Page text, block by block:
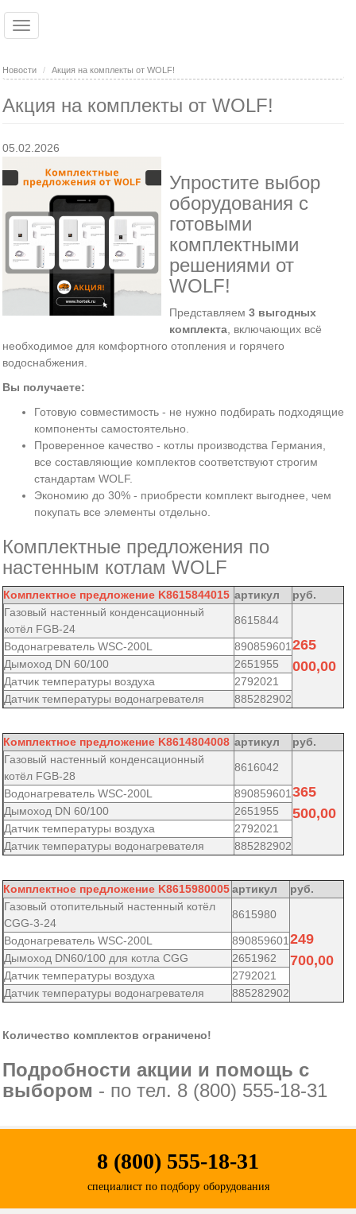
основному
Toggle
Новости Акция на комплекты от WOLF!
Акция на комплекты от WOLF!
05.02.2026
Упростите выбор
оборудования с
готовыми
комплектными
решениями от
WOLF!
Представляем 3 выгодных
комплекта , включающих всё
необходимое для комфортного отопления и горячего
водоснабжения.
Вы получаете:
Готовую совместимость - не нужно подбирать подходящие
компоненты самостоятельно.
Проверенное качество - котлы производства Германия,
все составляющие комплектов соответствуют строгим
стандартам WOLF.
Экономию до 30% - приобрести комплект выгоднее, чем
покупать все элементы отдельно.
Комплектные предложения по
настенным котлам WOLF
Комплектное предложение K8615844015 артикул
руб.
Газовый настенный конденсационный
котёл FGB-24
8615844
265
000,00
Водонагреватель WSC-200L
890859601
Дымоход DN 60/100
2651955
Датчик температуры воздуха
2792021
Датчик температуры водонагревателя
885282902
Комплектное предложение K8614804008 артикул
руб.
Газовый настенный конденсационный
котёл FGB-28
8616042
365
500,00
Водонагреватель WSC-200L
890859601
Дымоход DN 60/100
2651955
Датчик температуры воздуха
2792021
Датчик температуры водонагревателя
885282902
Комплектное предложение K8615980005артикул
руб.
Газовый отопительный настенный котёл
CGG-3-24
8615980
249
700,00
Водонагреватель WSC-200L
890859601
Дымоход DN60/100 для котла CGG
2651962
Датчик температуры воздуха
2792021
Датчик температуры водонагревателя
885282902
Количество комплектов ограничено!
Подробности акции и помощь с
выбором - по тел. 8 (800) 555-18-31
8 (800) 555-18-31
специалист по подбору оборудования